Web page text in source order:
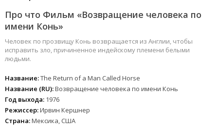
Про что Фильм «Возвращение человека по
имени Конь»
Человек по прозвищу Конь возвращается из Англии, чтобы
исправить зло, причиненное индейскому племени белыми
людьми.
Название:The Return of a Man Called Horse
Название (RU):Возвращение человека по имени Конь
Год выхода: 1976
Режиссер:Ирвин Кершнер
Страна:Мексика, США